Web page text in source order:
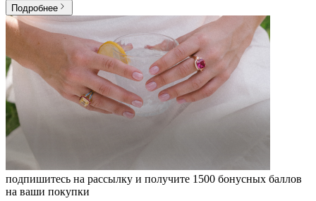
Подробнее
подпишитесь на рассылку и получите 1500 бонусных баллов
на ваши покупки